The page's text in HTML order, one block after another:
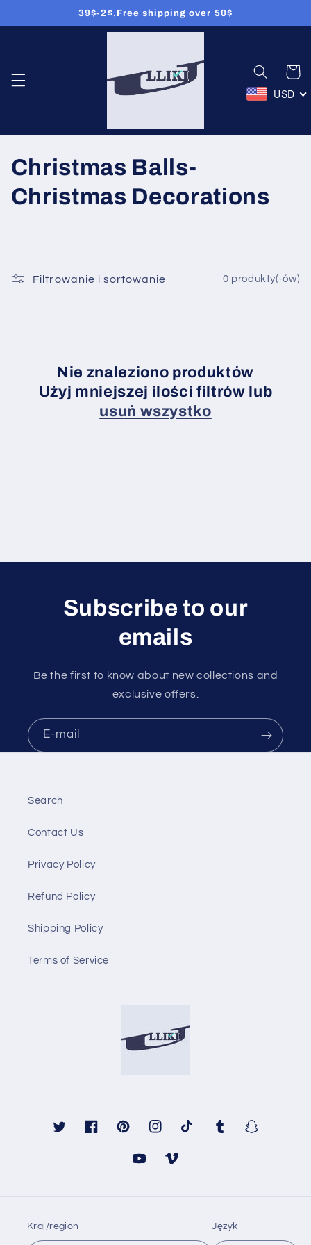
do treści
39$-2$,Free shipping over 50$
Koszyk
USD
K
o
k
Christmas Balls-
Christmas Decorations
Filtrowanie i sortowanie 0 produkty(-ów)
Nie znaleziono produktów
Użyj mniejszej ilości filtrów lub
usuń wszystko
Subscribe to our
emails
Be the first to know about new collections and
exclusive offers.
E-mail
Search
Contact Us
Privacy Policy
Refund Policy
Shipping Policy
Terms of Service
TwitterFacebookPinterestInstagramTikTok TumblrSnapchat
YoutubeVimeo
Kraj/region Język